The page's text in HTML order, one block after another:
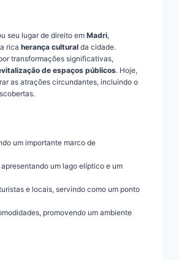
seu lugar de direito emMadri,
rica herança cultural da cidade.
transformações significativas,
de espaços públicos. Hoje,
as atrações circundantes, incluindo o
um importante marco de
um lago elíptico e um
e locais, servindo como um ponto
promovendo um ambiente